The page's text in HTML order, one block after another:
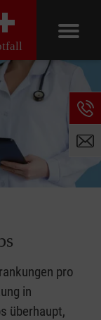
pro
in
überhaupt,